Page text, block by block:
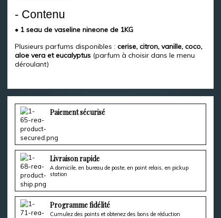
- Contenu
• 1 seau de vaseline nineone de 1KG
Plusieurs parfums disponibles : cerise, citron, vanille, coco,
aloe vera et eucalyptus (parfum à choisir dans le menu
déroulant)
Paiement sécurisé
Livraison rapide
A domicile, en bureau de poste, en point relais, en pickup
station
Programme fidélité
Cumulez des points et obtenez des bons de réduction